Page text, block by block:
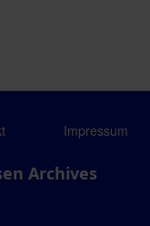
Impressum
Archives